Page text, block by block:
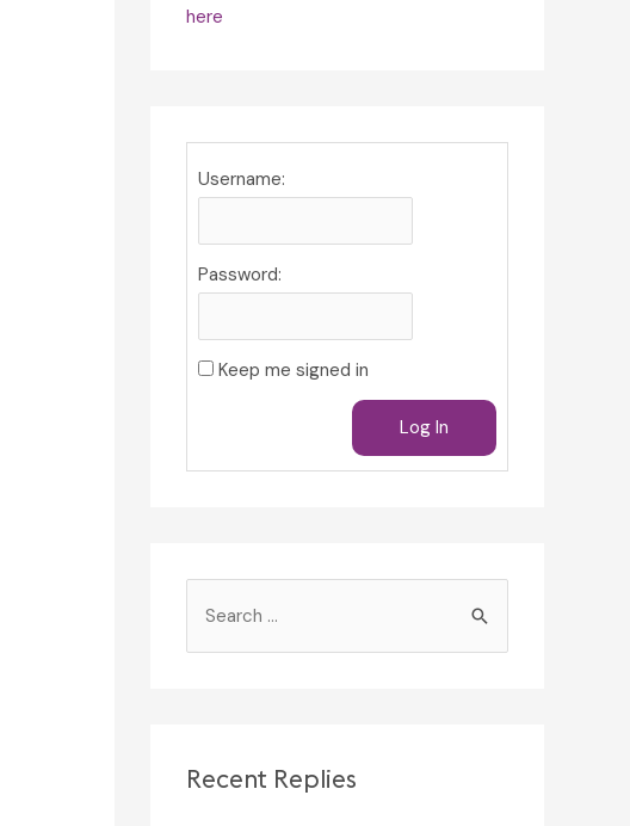
here
Username:
Password:
Keep me signed in
Log In
h
Recent Replies